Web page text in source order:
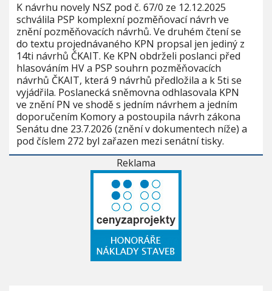
K návrhu novely NSZ pod č. 67/0 ze 12.12.2025
schválila PSP komplexní pozměňovací návrh ve
znění pozměňovacích návrhů. Ve druhém čtení se
do textu projednávaného KPN propsal jen jediný z
14ti návrhů ČKAIT. Ke KPN obdrželi poslanci před
hlasováním HV a PSP souhrn pozměňovacích
návrhů ČKAIT, která 9 návrhů předložila a k 5ti se
vyjádřila. Poslanecká sněmovna odhlasovala KPN
ve znění PN ve shodě s jedním návrhem a jedním
doporučením Komory a postoupila návrh zákona
Senátu dne 23.7.2026 (znění v dokumentech níže) a
pod číslem 272 byl zařazen mezi senátní tisky.
Reklama